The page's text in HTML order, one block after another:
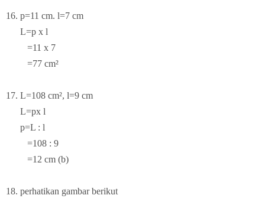
16. p=11 cm. l=7 cm
L=p x l
=11 x 7
=77 cm²
17. L=108 cm², l=9 cm
L=px l
p=L : l
=108 : 9
=12 cm (b)
18. perhatikan gambar berikut